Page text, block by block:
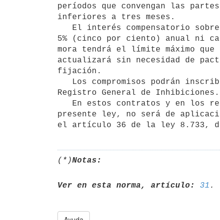
períodos que convengan las
inferiores a tres meses.
5% (cinco por ciento) anual ni
mora tendrá el límite máximo
actualizará sin necesidad de
fijación.
Registro General de
presente ley, no será de
(*)Notas:
Ver en esta norma, artículo: 31